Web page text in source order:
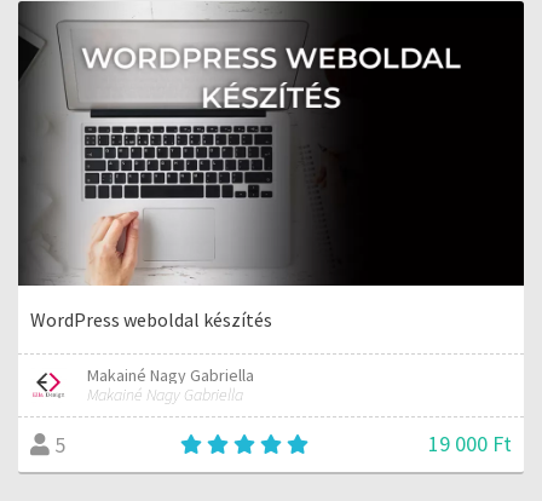
WordPress weboldal készítés
Makainé Nagy Gabriella
Makainé Nagy Gabriella
5 19 000 Ft